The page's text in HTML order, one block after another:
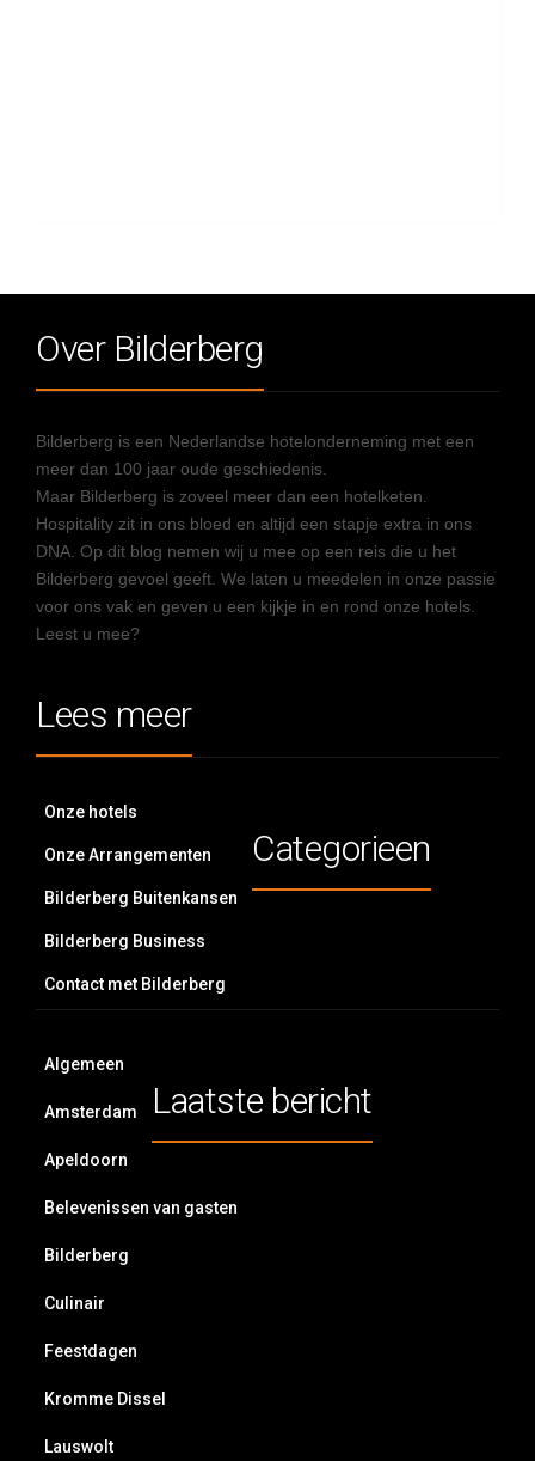
Over Bilderberg
Bilderberg is een Nederlandse hotelonderneming met een
meer dan 100 jaar oude geschiedenis.
Maar Bilderberg is zoveel meer dan een hotelketen.
Hospitality zit in ons bloed en altijd een stapje extra in ons
DNA. Op dit blog nemen wij u mee op een reis die u het
Bilderberg gevoel geeft. We laten u meedelen in onze passie
voor ons vak en geven u een kijkje in en rond onze hotels.
Leest u mee?
Lees meer
Onze hotels
Onze Arrangementen
Bilderberg Buitenkansen
Bilderberg Business
Contact met Bilderberg
Categorieen
Algemeen
Amsterdam
Apeldoorn
Belevenissen van gasten
Bilderberg
Culinair
Feestdagen
Kromme Dissel
Lauswolt
Laatste bericht